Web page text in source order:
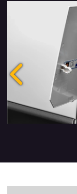
Anterior